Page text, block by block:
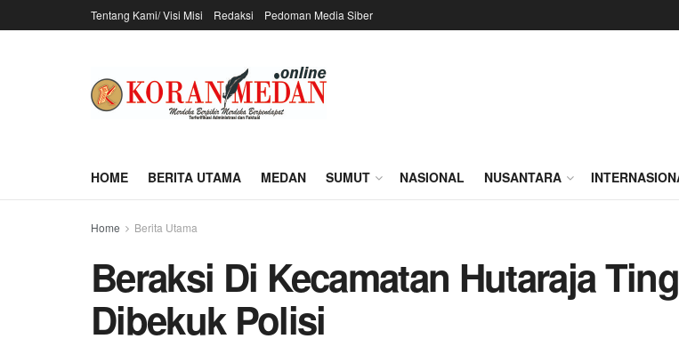
Tentang Kami/ Visi Misi Redaksi Pedoman Media Siber
HOME BERITA UTAMA MEDAN SUMUT NASIONAL NUSANTARA
Home Berita Utama
Beraksi Di Kecamatan Hutaraja
Dibekuk Polisi